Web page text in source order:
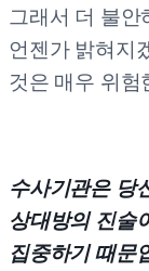
그래서 더 불안
언젠가 밝혀지
것은 매우 위험
수사기관은 당
상대방의 진술
집중하기 때문